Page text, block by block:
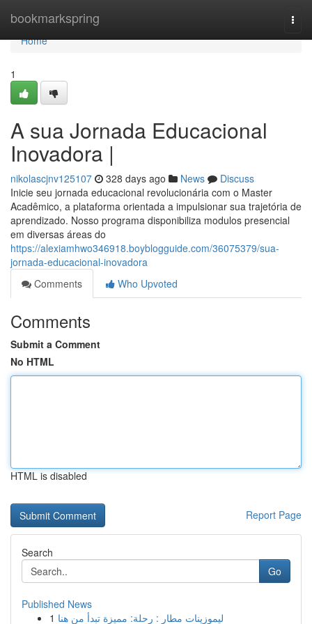
bookmarkspring
Home
Home
1
A sua Jornada Educacional
Inovadora |
nikolascjnv125107 328 days ago News
Discuss
Inicie seu jornada educacional revolucionária com o Master
Acadêmico, a plataforma orientada a impulsionar sua trajetória de
aprendizado. Nosso programa disponibiliza modulos presencial
em diversas áreas do
https://alexiamhwo346918.boyblogguide.com/36075379/sua-
jornada-educacional-inovadora
Comments
Who Upvoted
Comments
Submit a Comment
No HTML
HTML is disabled
Report Page
Search
Go
Published News
1 ليموزينات مطار : رحلة: مميزة تبدأ من هنا